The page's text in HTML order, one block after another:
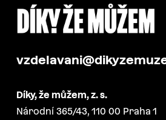
Díky, že můžem, z. s.
Národní 365/43, 110 00 Praha 1